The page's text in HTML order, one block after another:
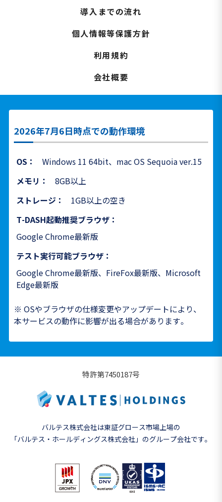
導入までの流れ
個人情報等保護方針
利用規約
会社概要
2026年7月6日時点での動作環境
OS：
Windows 11 64bit、mac OS Sequoia ver.15
メモリ：
8GB以上
ストレージ：
1GB以上の空き
T-DASH起動推奨ブラウザ：
Google Chrome最新版
テスト実行可能ブラウザ：
Google Chrome最新版、FireFox最新版、Microsoft
Edge最新版
※ OSやブラウザの仕様変更やアップデートにより、
本サービスの動作に影響が出る場合があります。
特許第7450187号
バルテス株式会社は東証グロース市場上場の
「バルテス・ホールディングス株式会社」のグループ会社です。